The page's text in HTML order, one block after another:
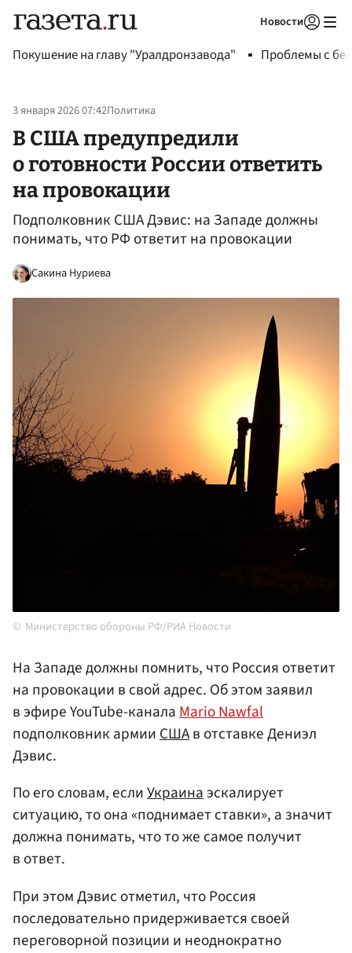
Новости
Покушение на главу "Уралдронзавода" Проблемы с
3 января 2026 07:42Политика
В США предупредили
о готовности России ответить
на провокации
Подполковник США Дэвис: на Западе должны
понимать, что РФ ответит на провокации
Сакина Нуриева
Министерство обороны РФ/РИА Новости
На Западе должны помнить, что Россия ответит
на провокации в свой адрес. Об этом заявил
в эфире YouTube-каналаMario Nawfal
подполковник армииСШАв отставке Дениэл
Дэвис.
По его словам, еслиУкраинаэскалирует
ситуацию, то она «поднимает ставки», а значит
должна понимать, что то же самое получит
в ответ.
При этом Дэвис отметил, что Россия
последовательно придерживается своей
переговорной позиции и неоднократно